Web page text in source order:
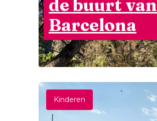
de buurt van
Barcelona
Kinderen